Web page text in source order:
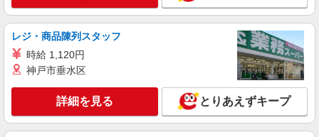
レジ・商品陳列スタッフ
時給 1,120円
神戸市垂水区
詳細を見る とりあえずキープ